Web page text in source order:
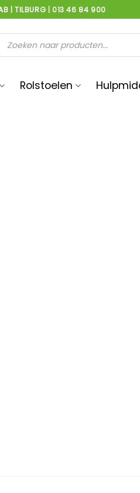
| TILBURG | 013 46 84 900
zoeken
Rolstoelen